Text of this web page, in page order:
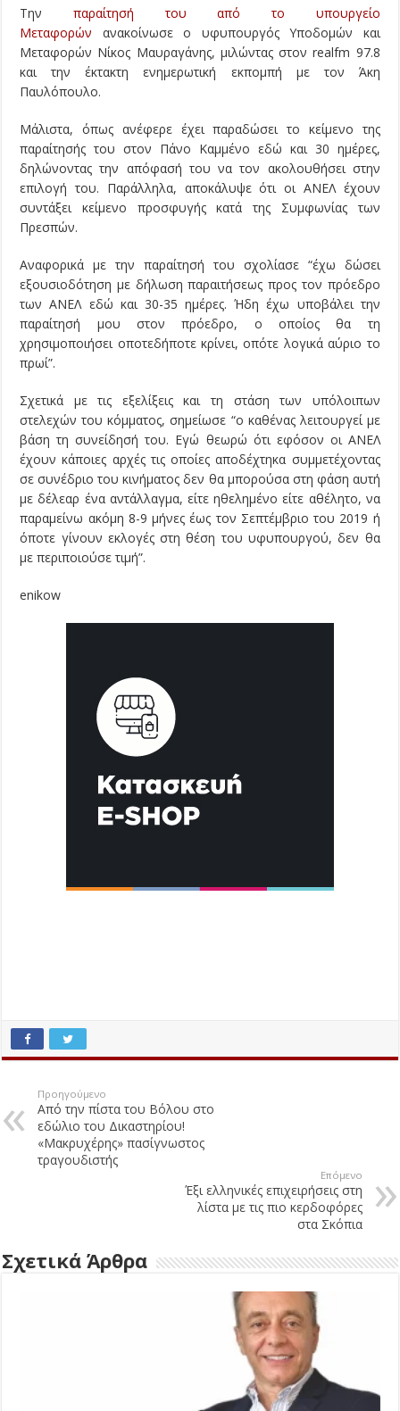
Την παραίτησή του από το υπουργείο
Μεταφορών ανακοίνωσε ο υφυπουργός Υποδομών και
Μεταφορών Νίκος Μαυραγάνης, μιλώντας στον realfm 97.8
και την έκτακτη ενημερωτική εκπομπή με τον Άκη
Παυλόπουλο.
Μάλιστα, όπως ανέφερε έχει παραδώσει το κείμενο της
παραίτησής του στον Πάνο Καμμένο εδώ και 30 ημέρες,
δηλώνοντας την απόφασή του να τον ακολουθήσει στην
επιλογή του. Παράλληλα, αποκάλυψε ότι οι ΑΝΕΛ έχουν
συντάξει κείμενο προσφυγής κατά της Συμφωνίας των
Πρεσπών.
Αναφορικά με την παραίτησή του σχολίασε “έχω δώσει
εξουσιοδότηση με δήλωση παραιτήσεως προς τον πρόεδρο
των ΑΝΕΛ εδώ και 30-35 ημέρες. Ήδη έχω υποβάλει την
παραίτησή μου στον πρόεδρο, ο οποίος θα τη
χρησιμοποιήσει οποτεδήποτε κρίνει, οπότε λογικά αύριο το
πρωί”.
Σχετικά με τις εξελίξεις και τη στάση των υπόλοιπων
στελεχών του κόμματος, σημείωσε “ο καθένας λειτουργεί με
βάση τη συνείδησή του. Εγώ θεωρώ ότι εφόσον οι ΑΝΕΛ
έχουν κάποιες αρχές τις οποίες αποδέχτηκα συμμετέχοντας
σε συνέδριο του κινήματος δεν θα μπορούσα στη φάση αυτή
με δέλεαρ ένα αντάλλαγμα, είτε ηθελημένο είτε αθέλητο, να
παραμείνω ακόμη 8-9 μήνες έως τον Σεπτέμβριο του 2019 ή
όποτε γίνουν εκλογές στη θέση του υφυπουργού, δεν θα
με περιποιούσε τιμή”.
enikow
Προηγούμενο
Από την πίστα του Βόλου στο
εδώλιο του Δικαστηρίου!
«Μακρυχέρης» πασίγνωστος
τραγουδιστής
Επόμενο
Έξι ελληνικές επιχειρήσεις στη
λίστα με τις πιο κερδοφόρες
στα Σκόπια
Σχετικά Άρθρα